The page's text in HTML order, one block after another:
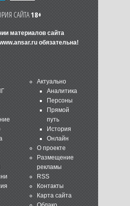
САЙТА18+
материалов сайта
обязательна!
Актуально
Аналитика
Персоны
Прямой
путь
История
Онлайн
О проекте
Размещение
рекламы
RSS
Контакты
Карта сайта